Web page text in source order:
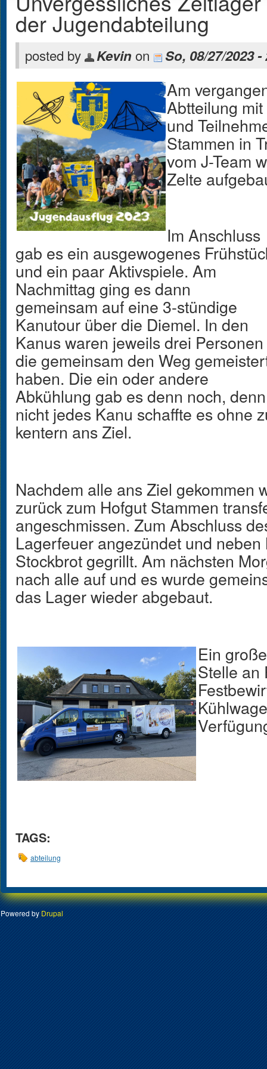
der Jugendabteilung
posted by Kevin on So, 08/27/2023 -
Am
Abtteilung
und
Stammen in
vom J-Team
Zelte
Im Anschluss
gab es ein ausgewogenes
und ein paar Aktivspiele. Am
Nachmittag ging es dann
gemeinsam auf eine 3-stündige
Kanutour über die Diemel. In den
Kanus waren jeweils drei Personen
die gemeinsam den Weg
haben. Die ein oder andere
Abkühlung gab es denn noch, denn
nicht jedes Kanu schaffte es ohne
kentern ans Ziel.
Nachdem alle ans Ziel gekommen
zurück zum Hofgut Stammen
angeschmissen. Zum Abschluss
Lagerfeuer angezündet und
Stockbrot gegrillt. Am nächsten
nach alle auf und es wurde
das Lager wieder abgebaut.
Ein
Stelle an
TAGS:
abteilung
Powered by Drupal